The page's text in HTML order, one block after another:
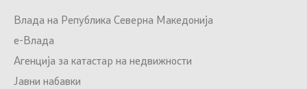
Влада на Република Северна Македонија
е-Влада
Агенција за катастар на недвижности
Јавни набавки